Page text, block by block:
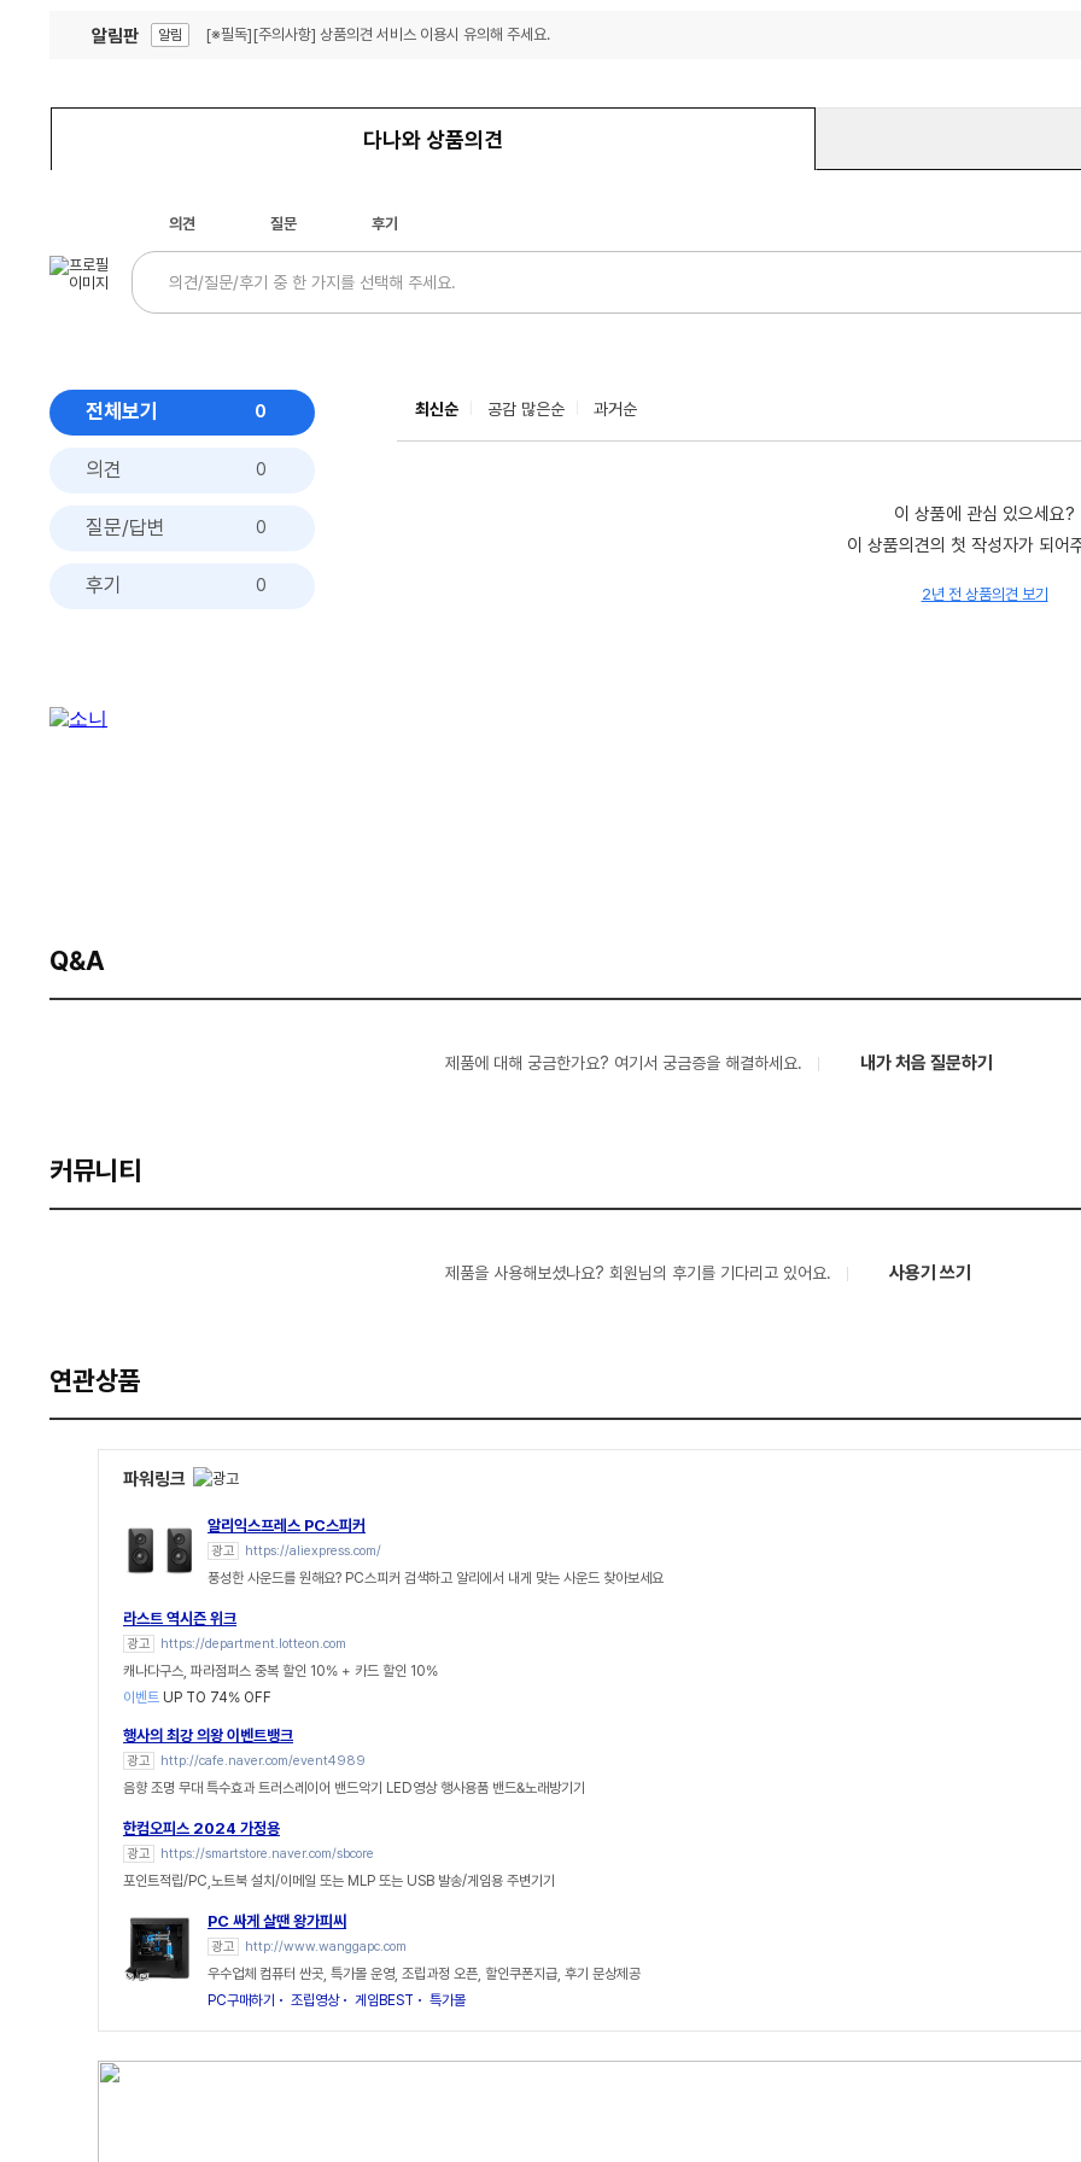
알림판 알림 [※필독][주의사항] 상품의견 서비스 이용시 유의해 주세요.
다나와 상품의견
의견 질문 후기
전체보기 0
의견 0
질문/답변 0
후기 0
최신순 공감 많은순 과거순
이 상품에 관심 있으세요?
이 상품의견의 첫 작성자가 되어
2년 전 상품의견 보기
Q&A
제품에 대해 궁금한가요? 여기서 궁금증을 해결하세요. 내가 처음 질문하기
커뮤니티
제품을 사용해보셨나요? 회원님의 후기를 기다리고 있어요. 사용기 쓰기
연관상품
파워링크
알리익스프레스 PC스피커
광고 https://aliexpress.com/
풍성한 사운드를 원해요? PC스피커 검색하고 알리에서 내게 맞는 사운드 찾아보세요
라스트 역시즌 위크
광고 https://department.lotteon.com
캐나다구스, 파라점퍼스 중복 할인 10% + 카드 할인 10%
이벤트 UP TO 74% OFF
행사의 최강 의왕 이벤트뱅크
광고 http://cafe.naver.com/event4989
음향 조명 무대 특수효과 트러스레이어 밴드악기 LED영상 행사용품 밴드&노래방기기
한컴오피스 2024 가정용
광고 https://smartstore.naver.com/sbcore
포인트적립/PC,노트북 설치/이메일 또는 MLP 또는 USB 발송/게임용 주변기기
PC 싸게 살땐 왕가피씨
광고 http://www.wanggapc.com
우수업체 컴퓨터 싼곳, 특가몰 운영, 조립과정 오픈, 할인쿠폰지급, 후기 문상제공
PC구매하기
조립영상 게임BEST 특가몰